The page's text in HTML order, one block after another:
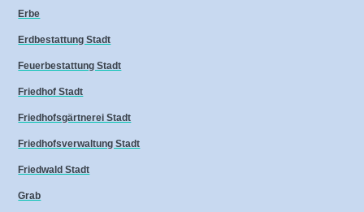
Erbe
Erdbestattung Stadt
Feuerbestattung Stadt
Friedhof Stadt
Friedhofsgärtnerei Stadt
Friedhofsverwaltung Stadt
Friedwald Stadt
Grab